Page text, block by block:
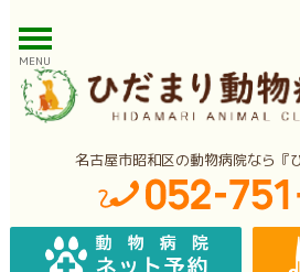
MENU
名古屋市昭和区の動物病院なら『